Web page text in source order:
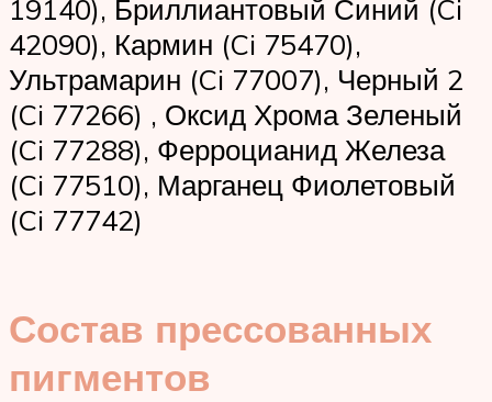
19140), Бриллиантовый Синий (Ci
42090), Кармин (Ci 75470),
Ультрамарин (Ci 77007), Черный 2
(Ci 77266) , Оксид Хрома Зеленый
(Ci 77288), Ферроцианид Железа
(Ci 77510), Марганец Фиолетовый
(Ci 77742)
Состав прессованных
пигментов